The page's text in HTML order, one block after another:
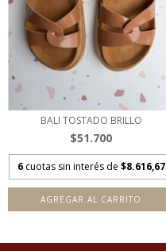
BALI TOSTADO BRILLO
$51.700
6 cuotas sin interés de $8.616,67
AGREGAR AL CARRITO